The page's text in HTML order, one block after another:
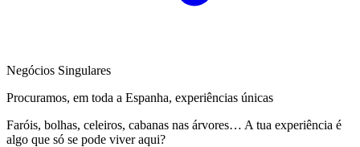
Negócios Singulares
Procuramos, em toda a Espanha, experiências únicas
Faróis, bolhas, celeiros, cabanas nas árvores… A tua experiência é
algo que só se pode viver aqui?